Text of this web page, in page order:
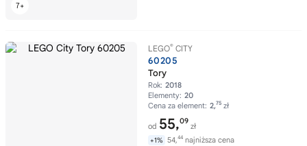
LEGO® CITY
60205
Tory
Rok: 2018
Elementy: 20
Cena za element: 2,75 zł
od 55,09
zł
+1% 54,44 najniższa cena